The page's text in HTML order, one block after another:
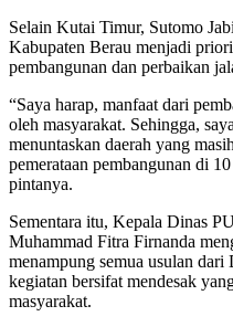
Selain Kutai Timur, Sutomo
Kabupaten Berau menjadi
pembangunan dan perbaikan
“Saya harap, manfaat dari
oleh masyarakat. Sehingga,
menuntaskan daerah yang
pemerataan pembangunan di
pintanya.
Sementara itu, Kepala Dinas
Muhammad Fitra Firnanda
menampung semua usulan
kegiatan bersifat mendesak
masyarakat.